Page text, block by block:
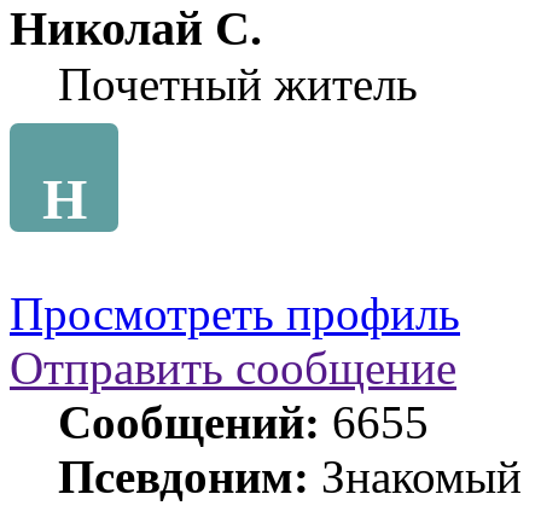
Николай С.
Почетный житель
Н
Просмотреть профиль
Отправить сообщение
Сообщений: 6655
Псевдоним: Знакомый